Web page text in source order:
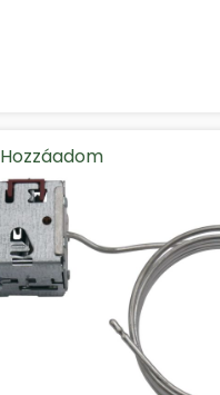
Hozzáadom